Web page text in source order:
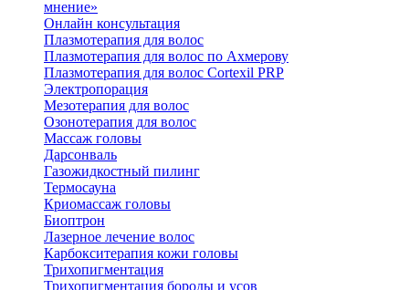
мнение»
Онлайн консультация
Плазмотерапия для волос
Плазмотерапия для волос по Ахмерову
Плазмотерапия для волос Cortexil PRP
Электропорация
Мезотерапия для волос
Озонотерапия для волос
Массаж головы
Дарсонваль
Газожидкостный пилинг
Термосауна
Криомассаж головы
Биоптрон
Лазерное лечение волос
Карбокситерапия кожи головы
Трихопигментация
Трихопигментация бороды и усов